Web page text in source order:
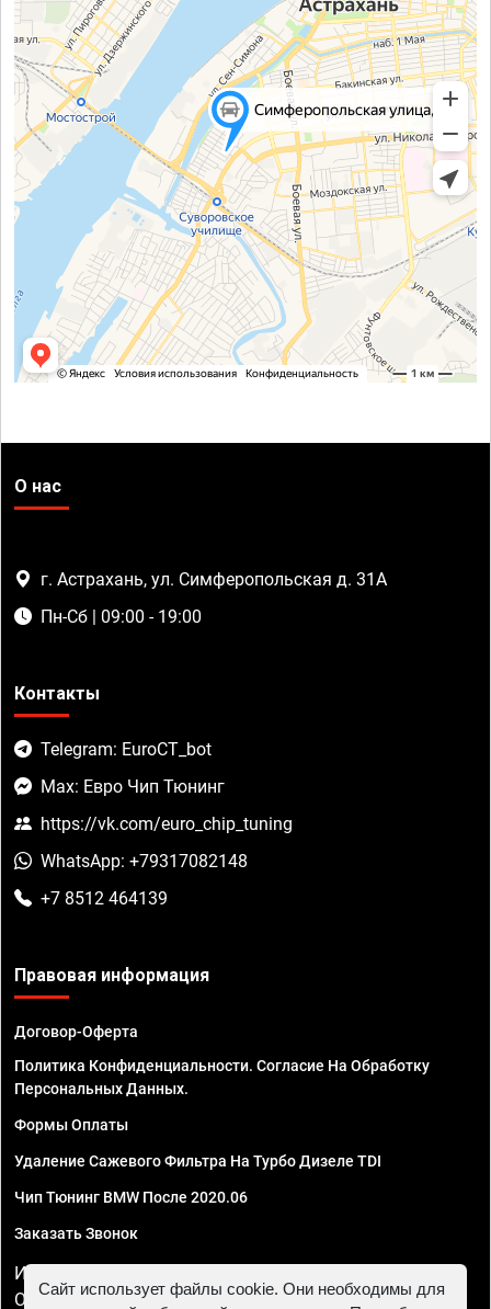
О нас
г. Астрахань, ул. Симферопольская д. 31А
Пн-Сб | 09:00 - 19:00
Контакты
Telegram: EuroCT_bot
Max: Евро Чип Тюнинг
https://vk.com/euro_chip_tuning
WhatsApp: +79317082148
+7 8512 464139
Правовая информация
Договор-Оферта
Политика Конфиденциальности. Согласие На Обработку
Персональных Данных.
Формы Оплаты
Удаление Сажевого Фильтра На Турбо Дизеле TDI
Чип Тюнинг BMW После 2020.06
Заказать Звонок
ИП Смирнов Георгий Павлович. ИНН 781302555843,
ОГРНИП 324470400032610
Сайт использует файлы cookie. Они необходимы для